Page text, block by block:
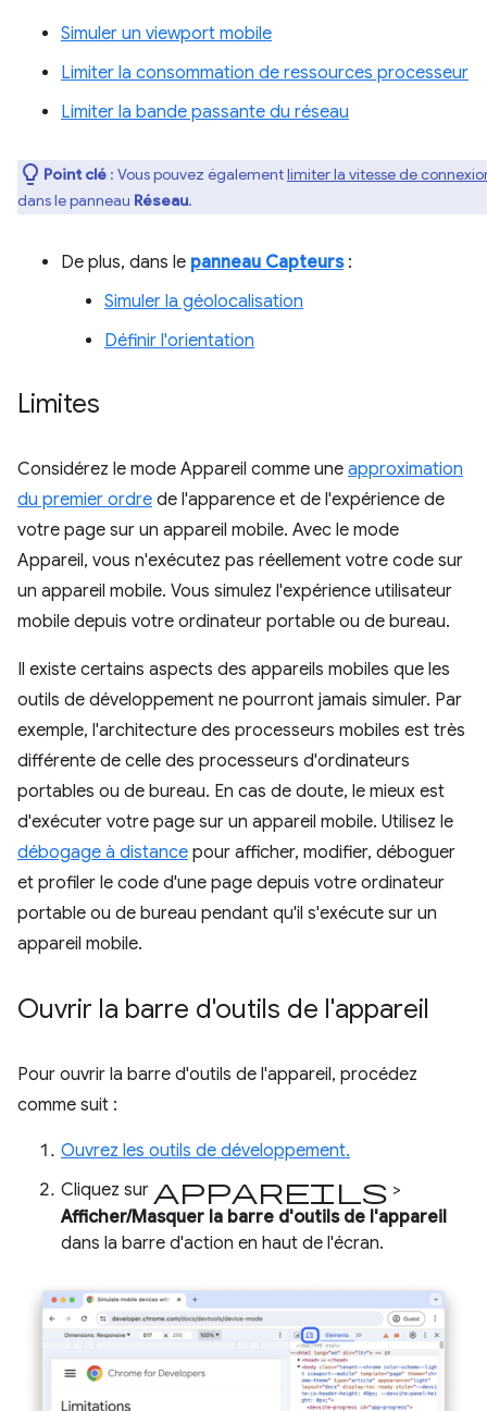
Simuler un viewport mobile
Limiter la consommation de ressources processeur
Limiter la bande passante du réseau
Point clé : Vous pouvez égalementlimiter la vitesse de
dans le panneau Réseau.
De plus, dans le panneau Capteurs:
Simuler la géolocalisation
Définir l'orientation
Limites
Considérez le mode Appareil comme une approximation
du premier ordre de l'apparence et de l'expérience de
votre page sur un appareil mobile. Avec le mode
Appareil, vous n'exécutez pas réellement votre code sur
un appareil mobile. Vous simulez l'expérience utilisateur
mobile depuis votre ordinateur portable ou de bureau.
Il existe certains aspects des appareils mobiles que les
outils de développement ne pourront jamais simuler. Par
exemple, l'architecture des processeurs mobiles est très
différente de celle des processeurs d'ordinateurs
portables ou de bureau. En cas de doute, le mieux est
d'exécuter votre page sur un appareil mobile. Utilisez le
débogage à distance pour afficher, modifier, déboguer
et profiler le code d'une page depuis votre ordinateur
portable ou de bureau pendant qu'il s'exécute sur un
appareil mobile.
Ouvrir la barre d'outils de l'appareil
Pour ouvrir la barre d'outils de l'appareil, procédez
comme suit :
Ouvrez les outils de développement.
Cliquez sur Appareils >
Afficher/Masquer la barre d'outils de l'appareil
dans la barre d'action en haut de l'écran.